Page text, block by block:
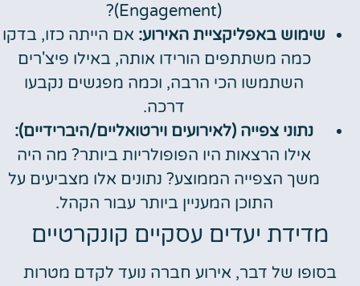
(Engagement)?
שימוש באפליקציית האירוע: אם הייתה כזו, בדקו
כמה משתתפים הורידו אותה, באילו פיצ'רים
השתמשו הכי הרבה, וכמה מפגשים נקבעו
דרכה.
נתוני צפייה (לאירועים וירטואליים/היברידיים):
אילו הרצאות היו הפופולריות ביותר? מה היה
משך הצפייה הממוצע? נתונים אלו מצביעים על
התוכן המעניין ביותר עבור הקהל.
מדידת יעדים עסקיים קונקרטיים
בסופו של דבר, אירוע חברה נועד לקדם מטרות